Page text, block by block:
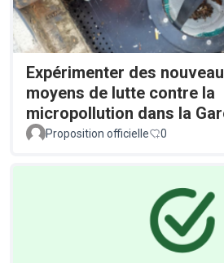
Expérimenter des
moyens de lutte contre la
micropollution dans la
Proposition officielle 0